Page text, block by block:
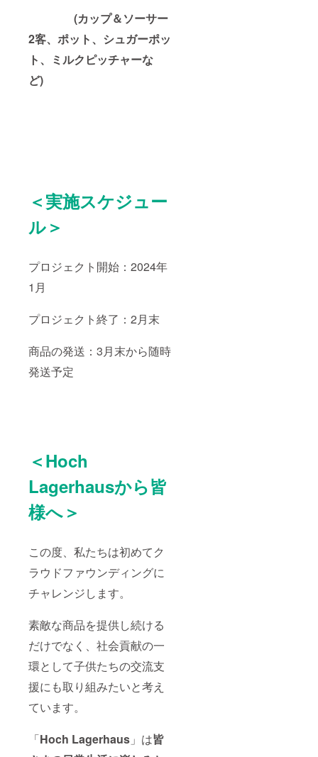
(カップ＆ソーサー
2客、ポット、シュガーポッ
ト、ミルクピッチャーな
ど)
＜実施スケジュー
ル＞
プロジェクト開始：2024年
1月
プロジェクト終了：2月末
商品の発送：3月末から随時
発送予定
＜Hoch
Lagerhausから皆
様へ＞
この度、私たちは初めてク
ラウドファウンディングに
チャレンジします。
素敵な商品を提供し続ける
だけでなく、社会貢献の一
環として子供たちの交流支
援にも取り組みたいと考え
ています。
「Hoch Lagerhaus 」は皆